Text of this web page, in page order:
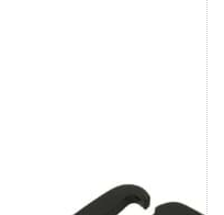
Aluminium -